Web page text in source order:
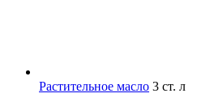
Растительное масло 3 ст. л